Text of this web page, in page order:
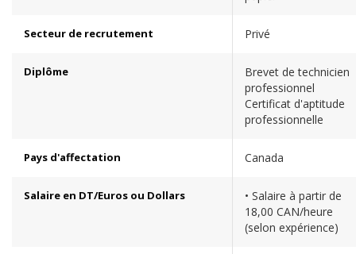
Secteur de recrutement Privé
Diplôme
Brevet de technicien
professionnel
Certificat d'aptitude
professionnelle
Pays d'affectation Canada
Salaire en DT/Euros ou Dollars
• Salaire à partir de
18,00 CAN/heure
(selon expérience)